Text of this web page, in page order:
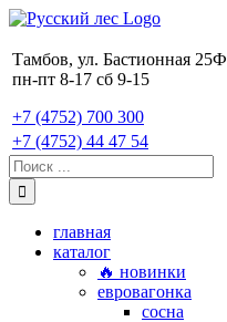
Skip
content
Тамбов, ул. Бастионная 25Ф
пн-пт 8-17 сб 9-15
+7 (4752) 700 300
+7 (4752) 44 47 54
Поиск:
главная
каталог
🔥 новинки
евровагонка
сосна